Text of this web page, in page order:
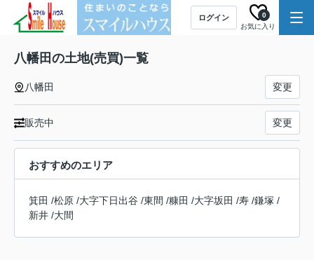
ログイン
お気に入り
0
八幡田の土地(売買)一覧
八幡田 変更
販売中 変更
おすすめのエリア
箕田 /松原 /大字下日出谷 /東間 /糠田 /大字坂田 /寿 /鎌塚 /
新井 /大間